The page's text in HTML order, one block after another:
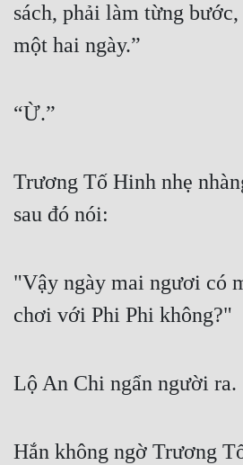
Dã Sử
Dị Năng
Góc Nhìn Nam
Góc Nhìn Nữ
Huyền Nghi
Huyền Ảo
Hệ Thống
sách, phải làm từng
một hai ngày.”
“Ừ.”
Trương Tố Hinh nhẹ
sau đó nói:
"Vậy ngày mai ngươi có
chơi với Phi Phi không?"
Lộ An Chi ngẩn người ra.
Hắn không ngờ Trương